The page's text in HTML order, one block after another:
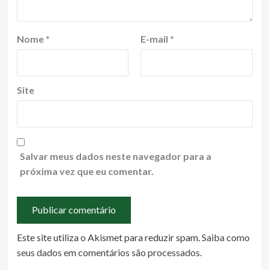
Nome * E-mail *
Site
Salvar meus dados neste navegador para a
próxima vez que eu comentar.
Este site utiliza o Akismet para reduzir spam. Saiba como
seus dados em comentários são processados